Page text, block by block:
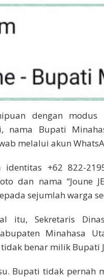
dengan modus
nama Bupati
melalui akun
identitas +62 822-
dan nama “Joune
sejumlah warga
itu, Sekretaris
Minahasa
benar milik Bupati
Bupati tidak pernah